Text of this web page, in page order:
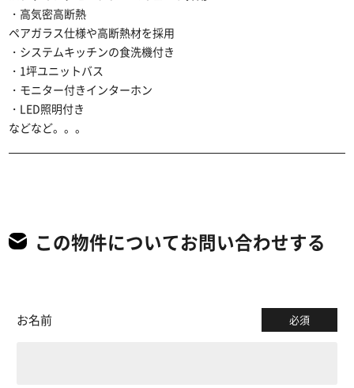
・高気密高断熱
ペアガラス仕様や高断熱材を採用
・システムキッチンの食洗機付き
・1坪ユニットバス
・モニター付きインターホン
・LED照明付き
などなど。。。
この物件についてお問い合わせする
お名前 必須